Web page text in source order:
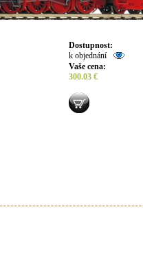
Dostupnost:
k objednání
Vaše cena:
300.03 €